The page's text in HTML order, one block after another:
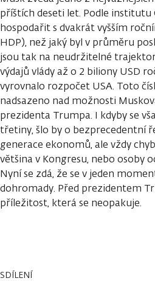
příštích deseti let. Podle institutu
hospodařit s dvakrát vyšším
HDP), než jaký byl v průměru
jsou tak na neudržitelné
výdajů vlády až o 2 biliony USD
vyrovnalo rozpočet USA. Toto
nadsazeno nad možnosti
prezidenta Trumpa. I kdyby se
třetiny, šlo by o bezprecedentní
generace ekonomů, ale vždy
většina v Kongresu, nebo osoby
Nyní se zdá, že se v jeden
dohromady. Před prezidentem
příležitost, která se neopakuje.
SDÍLENÍ